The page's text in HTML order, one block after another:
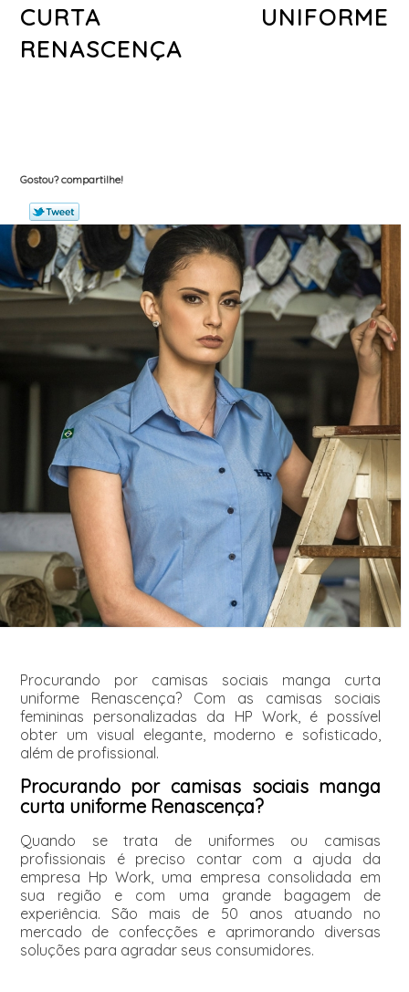
CURTA UNIFORME
RENASCENÇA
Gostou? compartilhe!
Procurando por camisas sociais manga curta
uniforme Renascença? Com as camisas sociais
femininas personalizadas da HP Work, é possível
obter um visual elegante, moderno e sofisticado,
além de profissional.
Procurando por camisas sociais manga
curta uniforme Renascença?
Quando se trata de uniformes ou camisas
profissionais é preciso contar com a ajuda da
empresa Hp Work, uma empresa consolidada em
sua região e com uma grande bagagem de
experiência. São mais de 50 anos atuando no
mercado de confecções e aprimorando diversas
soluções para agradar seus consumidores.